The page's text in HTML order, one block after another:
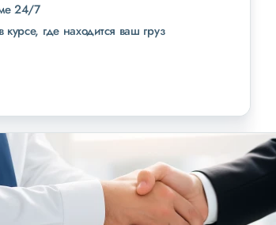
24/7
курсе, где находится ваш груз